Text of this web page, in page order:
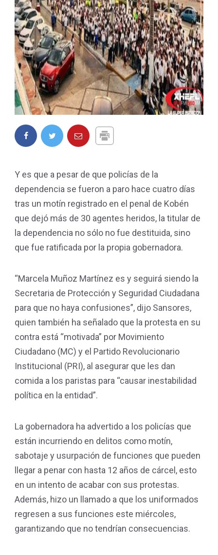
Y es que a pesar de que policías de la
dependencia se fueron a paro hace cuatro días
tras un motín registrado en el penal de Kobén
que dejó más de 30 agentes heridos, la titular de
la dependencia no sólo no fue destituida, sino
que fue ratificada por la propia gobernadora.
“Marcela Muñoz Martínez es y seguirá siendo la
Secretaria de Protección y Seguridad Ciudadana
para que no haya confusiones”, dijo Sansores,
quien también ha señalado que la protesta en su
contra está “motivada” por Movimiento
Ciudadano (MC) y el Partido Revolucionario
Institucional (PRI), al asegurar que les dan
comida a los paristas para “causar inestabilidad
política en la entidad”.
La gobernadora ha advertido a los policías que
están incurriendo en delitos como motín,
sabotaje y usurpación de funciones que pueden
llegar a penar con hasta 12 años de cárcel, esto
en un intento de acabar con sus protestas.
Además, hizo un llamado a que los uniformados
regresen a sus funciones este miércoles,
garantizando que no tendrían consecuencias.